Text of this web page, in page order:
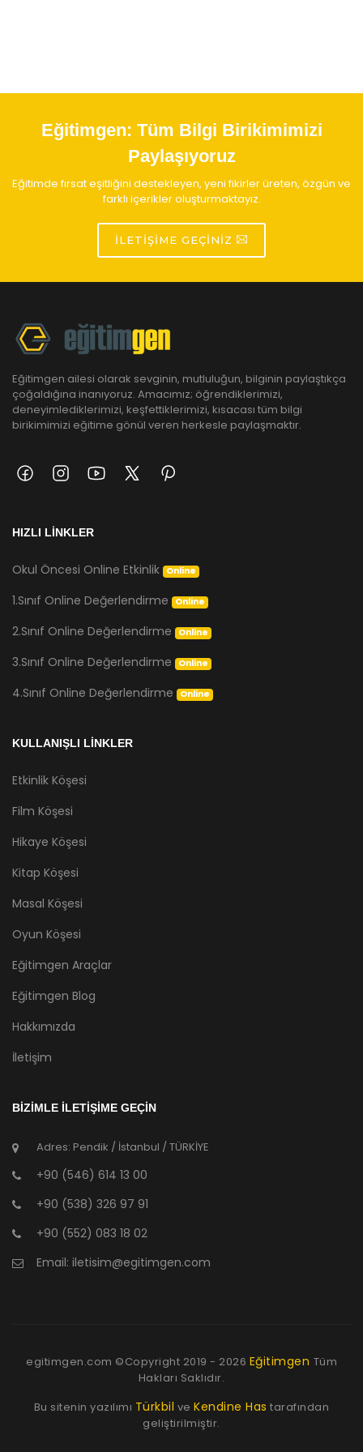
Eğitimgen: Tüm Bilgi Birikimimizi
Paylaşıyoruz
Eğitimde fırsat eşitliğini destekleyen, yeni fikirler üreten, özgün ve
farklı içerikler oluşturmaktayız.
İLETIŞIME GEÇINIZ
Eğitimgen ailesi olarak sevginin, mutluluğun, bilginin paylaştıkça
çoğaldığına inanıyoruz. Amacımız; öğrendiklerimizi,
deneyimlediklerimizi, keşfettiklerimizi, kısacası tüm bilgi
birikimimizi eğitime gönül veren herkesle paylaşmaktır.
HIZLI LİNKLER
Okul Öncesi Online Etkinlik Online
1.Sınıf Online Değerlendirme Online
2.Sınıf Online Değerlendirme Online
3.Sınıf Online Değerlendirme Online
4.Sınıf Online Değerlendirme Online
KULLANIŞLI LİNKLER
Etkinlik Köşesi
Film Köşesi
Hikaye Köşesi
Kitap Köşesi
Masal Köşesi
Oyun Köşesi
Eğitimgen Araçlar
Eğitimgen Blog
Hakkımızda
İletişim
BİZİMLE İLETİŞİME GEÇİN
Adres: Pendik / İstanbul / TÜRKİYE
+90 (546) 614 13 00
+90 (538) 326 97 91
+90 (552) 083 18 02
Email: iletisim@egitimgen.com
egitimgen.com ©Copyright 2019 - 2026 Eğitimgen Tüm
Hakları Saklıdır.
Bu sitenin yazılımı Türkbil veKendine Has tarafından
geliştirilmiştir.